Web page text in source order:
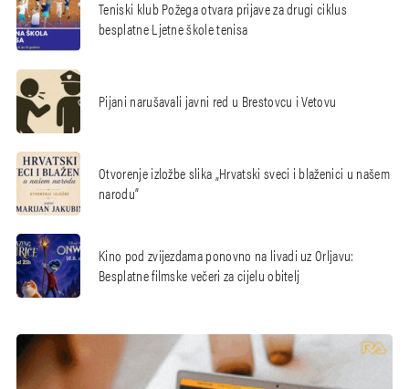
Teniski klub Požega otvara prijave za drugi ciklus
besplatne Ljetne škole tenisa
Pijani narušavali javni red u Brestovcu i Vetovu
Otvorenje izložbe slika „Hrvatski sveci i blaženici u našem
narodu“
Kino pod zvijezdama ponovno na livadi uz Orljavu:
Besplatne filmske večeri za cijelu obitelj